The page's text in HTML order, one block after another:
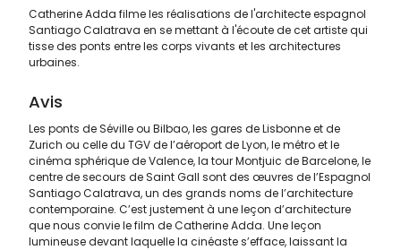
Catherine Adda filme les réalisations de l'architecte espagnol
Santiago Calatrava en se mettant à l'écoute de cet artiste qui
tisse des ponts entre les corps vivants et les architectures
urbaines.
Avis
Les ponts de Séville ou Bilbao, les gares de Lisbonne et de
Zurich ou celle du TGV de l’aéroport de Lyon, le métro et le
cinéma sphérique de Valence, la tour Montjuic de Barcelone, le
centre de secours de Saint Gall sont des œuvres de l’Espagnol
Santiago Calatrava, un des grands noms de l’architecture
contemporaine. C’est justement à une leçon d’architecture
que nous convie le film de Catherine Adda. Une leçon
lumineuse devant laquelle la cinéaste s’efface, laissant la